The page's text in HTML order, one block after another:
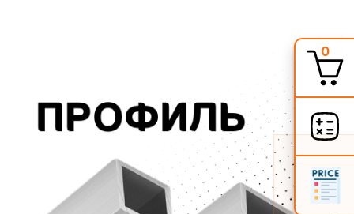
0